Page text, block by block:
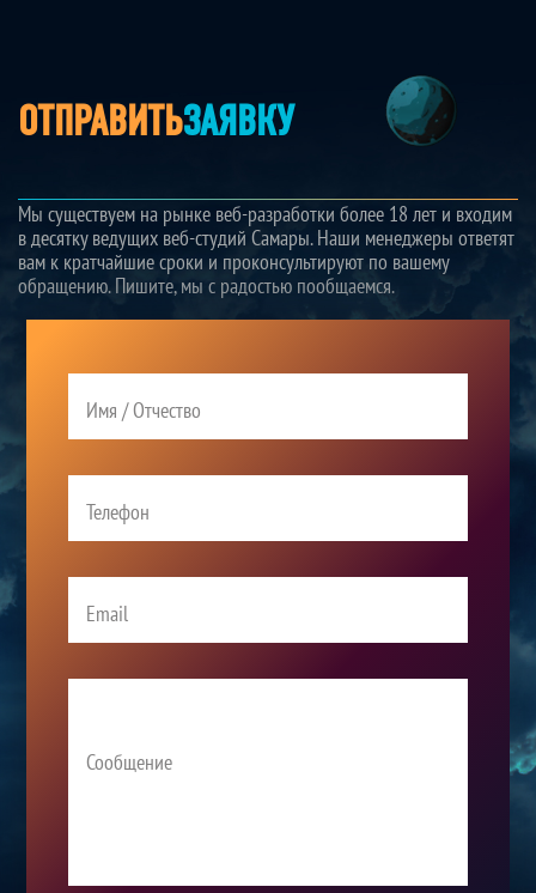
ОТПРАВИТЬЗАЯВКУ
Мы существуем на рынке веб-разработки более 18 лет и входим
в десятку ведущих веб-студий Самары. Наши менеджеры ответят
вам к кратчайшие сроки и проконсультируют по вашему
обращению. Пишите, мы с радостью пообщаемся.